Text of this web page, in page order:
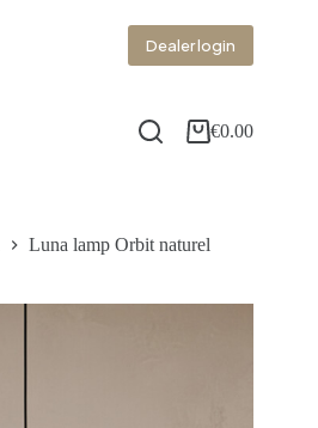
Dealer login
€0.00
Luna lamp Orbit naturel